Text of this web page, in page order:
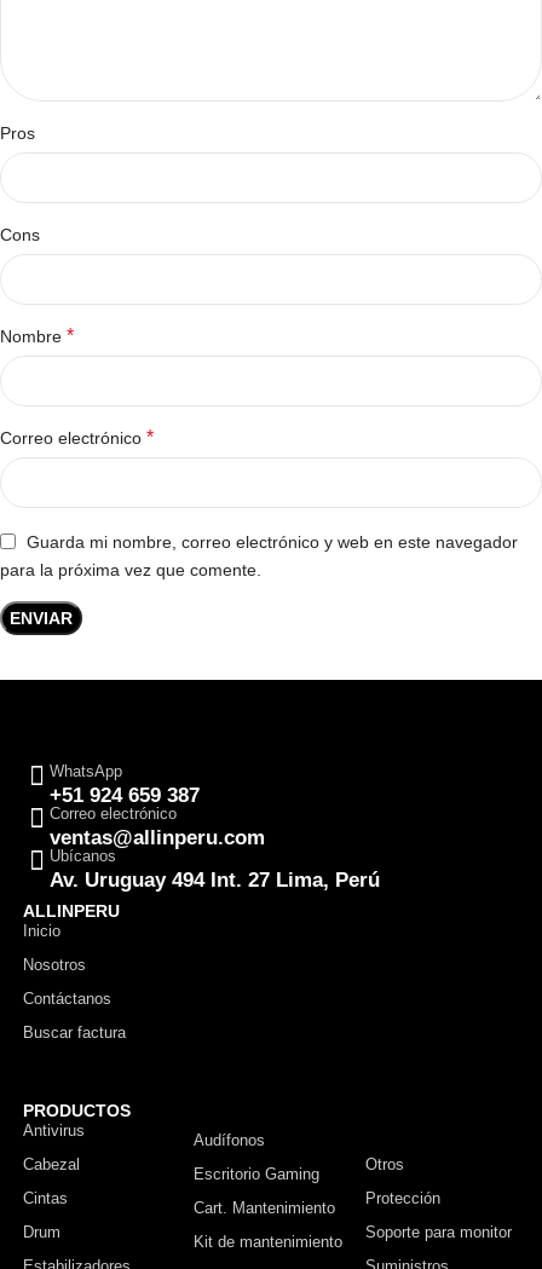
Pros
Cons
Nombre *
Correo electrónico *
Guarda mi nombre, correo electrónico y web en este navegador
para la próxima vez que comente.
WhatsApp
+51 924 659 387
Correo electrónico
ventas@allinperu.com
Ubícanos
Av. Uruguay 494 Int. 27 Lima, Perú
ALLINPERU
Inicio
Nosotros
Contáctanos
Buscar factura
PRODUCTOS
Antivirus
Cabezal
Cintas
Drum
Audífonos
Escritorio Gaming
Cart. Mantenimiento
Kit de mantenimiento
Otros
Protección
Soporte para monitor